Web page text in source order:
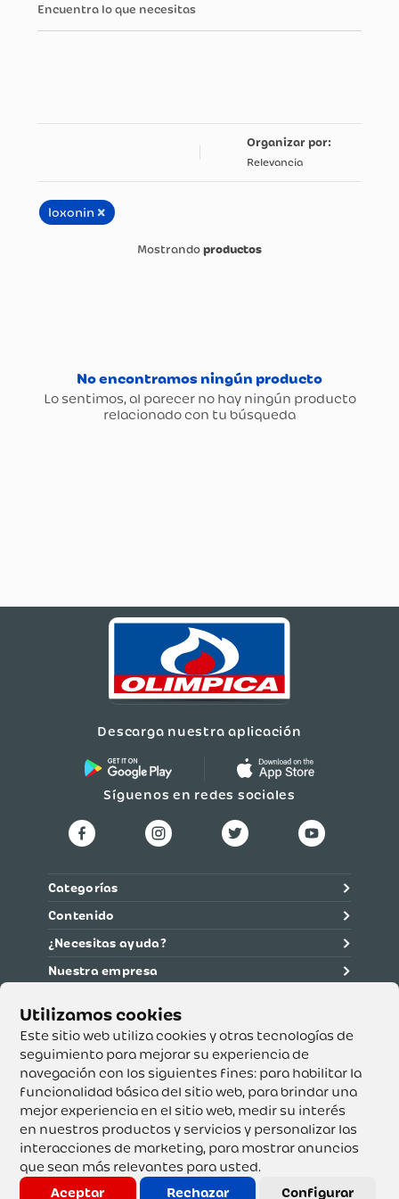
Este sitio web utiliza cookies y otras tecnologías de
seguimiento para mejorar su experiencia de
navegación con los siguientes fines: para habilitar la
funcionalidad básica del sitio web, para brindar una
mejor experiencia en el sitio web, medir su interés
en nuestros productos y servicios y personalizar las
interacciones de marketing, para mostrar anuncios
que sean más relevantes para usted.
Aceptar
Rechazar Configurar
Encuentra lo que necesitas
Relevancia
loxonin ×
productos
Descarga nuestra aplicación
Síguenos en redes sociales
Categorías
Contenido
¿Necesitas ayuda?
Nuestra empresa
Supertiendas y Drogería Olímpica S.A. - Nit 890.107.487 -
Dirección de notificación: Calle 53 No. 46-192 local 3-01
Teléfono: 3232540999 - Correo:
servicioalcliente@olimpica.com.co
Copyright o Actualización 2023 OLÍMPICA S.A. Derechos
Reservados.